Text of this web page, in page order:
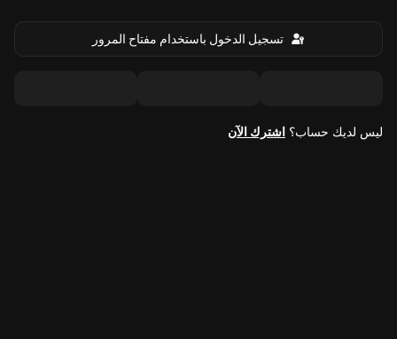
تسجيل الدخول باستخدام مفتاح المرور
ليس لديك حساب؟ اشترك الآن